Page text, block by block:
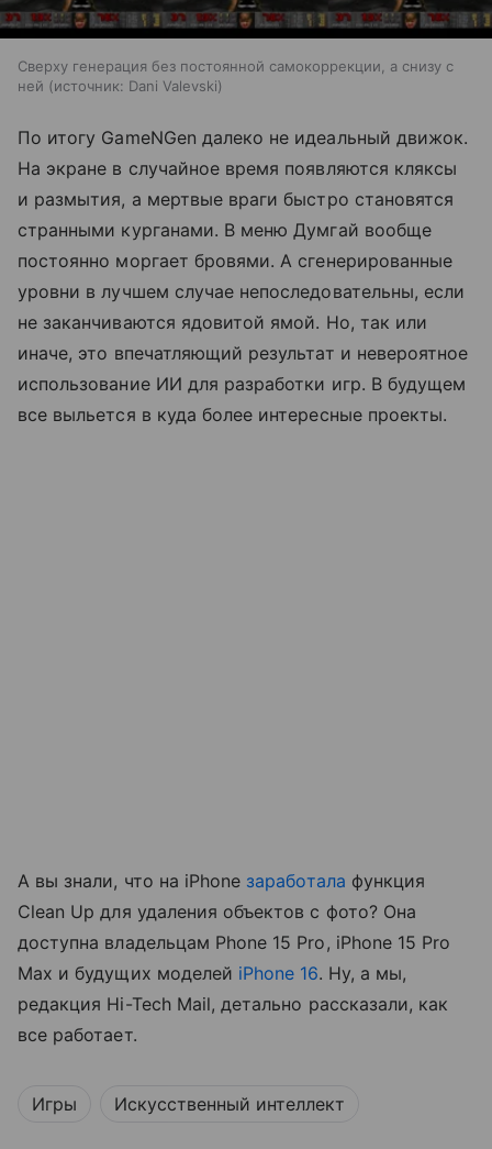
Сверху генерация без постоянной самокоррекции, а снизу с
ней
источник: Dani Valevski
По итогу GameNGen далеко не идеальный движок.
На экране в случайное время появляются кляксы
и размытия, а мертвые враги быстро становятся
странными курганами. В меню Думгай вообще
постоянно моргает бровями. А сгенерированные
уровни в лучшем случае непоследовательны, если
не заканчиваются ядовитой ямой. Но, так или
иначе, это впечатляющий результат и невероятное
использование ИИ для разработки игр. В будущем
все выльется в куда более интересные проекты.
А вы знали, что на iPhone заработала функция
Clean Up для удаления объектов с фото? Она
доступна владельцам Phone 15 Pro, iPhone 15 Pro
Max и будущих моделей iPhone 16. Ну, а мы,
редакция Hi-Tech Mail, детально рассказали, как
все работает.
Игры Искусственный интеллект